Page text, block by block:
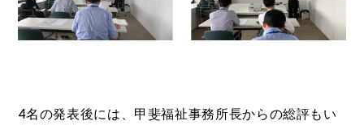
4名の発表後には、甲斐福祉事務所長からの総評もい